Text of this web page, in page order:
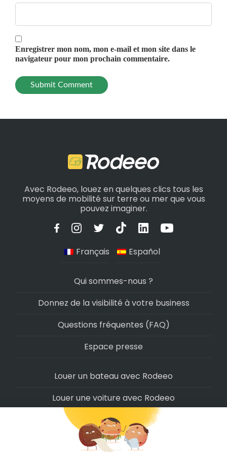
Enregistrer mon nom, mon e-mail et mon site dans le
navigateur pour mon prochain commentaire.
Avec Rodeeo, louez en quelques clics tous les
moyens de mobilité sur terre ou mer que vous
pouvez imaginer.
Français Español
Qui sommes-nous ?
Donnez de la visibilité à votre business
Questions fréquentes (FAQ)
Espace presse
Louer un bateau avec Rodeeo
Louer une voiture avec Rodeeo
Louer une moto avec Rodeeo
Louer un scooter avec Rodeeo